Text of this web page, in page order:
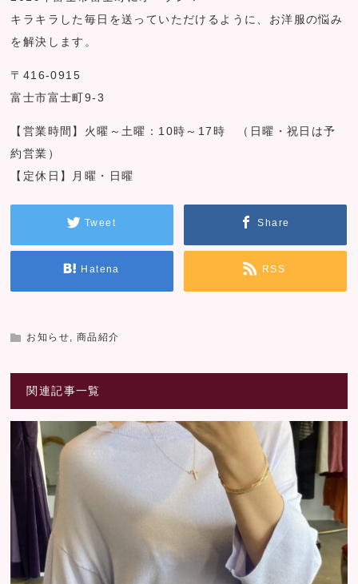
キラキラした毎日を送っていただけるように、お洋服の悩み
を解決します。
〒416-0915
富士市富士町9-3
【営業時間】火曜～土曜：10時～17時 （日曜・祝日は予
約営業）
【定休日】月曜・日曜
Tweet Share
Hatena RSS
お知らせ, 商品紹介
関連記事一覧